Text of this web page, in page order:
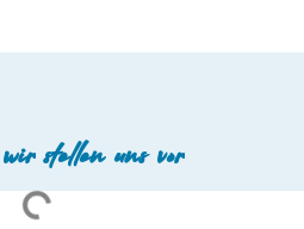
stellen uns vor